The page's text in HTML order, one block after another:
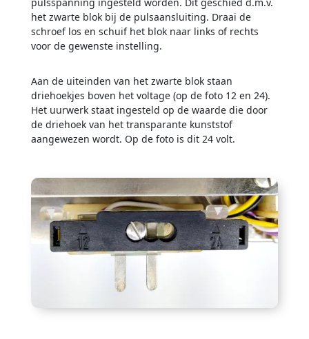
pulsspanning ingesteld worden. Dit geschied d.m.v.
het zwarte blok bij de pulsaansluiting. Draai de
schroef los en schuif het blok naar links of rechts
voor de gewenste instelling.
Aan de uiteinden van het zwarte blok staan
driehoekjes boven het voltage (op de foto 12 en 24).
Het uurwerk staat ingesteld op de waarde die door
de driehoek van het transparante kunststof
aangewezen wordt. Op de foto is dit 24 volt.